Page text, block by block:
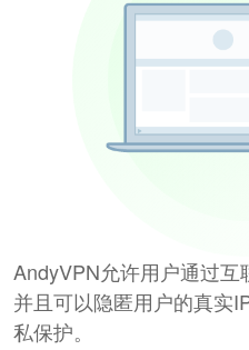
AndyVPN允许用户通过互
并且可以隐匿用户的真实
私保护。